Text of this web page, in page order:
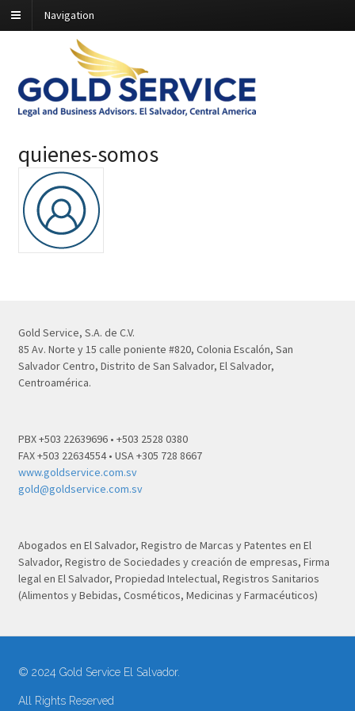
Navigation
quienes-somos
Gold Service, S.A. de C.V.
85 Av. Norte y 15 calle poniente #820, Colonia Escalón, San
Salvador Centro, Distrito de San Salvador, El Salvador,
Centroamérica.
PBX +503 22639696 • +503 2528 0380
FAX +503 22634554 • USA +305 728 8667
www.goldservice.com.sv
gold@goldservice.com.sv
Abogados en El Salvador, Registro de Marcas y Patentes en El
Salvador, Registro de Sociedades y creación de empresas, Firma
legal en El Salvador, Propiedad Intelectual, Registros Sanitarios
(Alimentos y Bebidas, Cosméticos, Medicinas y Farmacéuticos)
© 2024 Gold Service El Salvador.
All Rights Reserved